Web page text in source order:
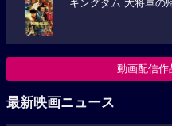
キングダム 大将軍の
動画配信作
最新映画ニュース